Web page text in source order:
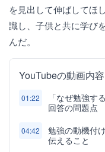
を見出して伸ばしてほ
識し、子供と共に学び
んだ。
YouTubeの動画内容
01:22
「なぜ勉強す
回答の問題点
04:42
勉強の動機付
伝えること